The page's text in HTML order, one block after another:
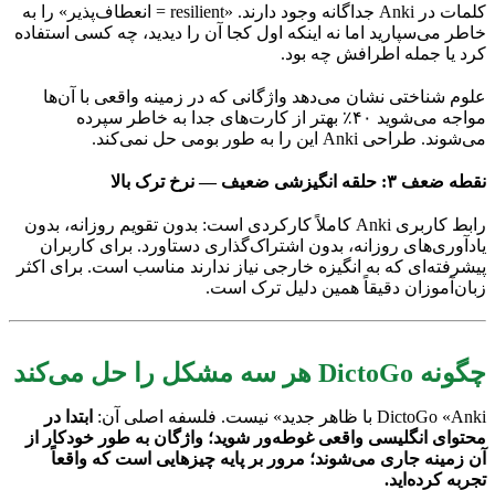
کلمات در Anki جداگانه وجود دارند. «resilient = انعطاف‌پذیر» را به
خاطر می‌سپارید اما نه اینکه اول کجا آن را دیدید، چه کسی استفاده
کرد یا جمله اطرافش چه بود.
علوم شناختی نشان می‌دهد واژگانی که در زمینه واقعی با آن‌ها
مواجه می‌شوید ۴۰٪ بهتر از کارت‌های جدا به خاطر سپرده
می‌شوند. طراحی Anki این را به طور بومی حل نمی‌کند.
نقطه ضعف ۳: حلقه انگیزشی ضعیف — نرخ ترک بالا
رابط کاربری Anki کاملاً کارکردی است: بدون تقویم روزانه، بدون
یادآوری‌های روزانه، بدون اشتراک‌گذاری دستاورد. برای کاربران
پیشرفته‌ای که به انگیزه خارجی نیاز ندارند مناسب است. برای اکثر
زبان‌آموزان دقیقاً همین دلیل ترک است.
چگونه DictoGo هر سه مشکل را حل می‌کند
DictoGo «Anki با ظاهر جدید» نیست. فلسفه اصلی آن:
ابتدا در
محتوای انگلیسی واقعی غوطه‌ور شوید؛ واژگان به طور خودکار از
آن زمینه جاری می‌شوند؛ مرور بر پایه چیزهایی است که واقعاً
تجربه کرده‌اید.